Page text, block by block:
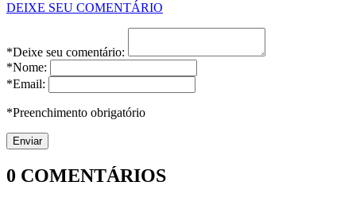
DEIXE SEU COMENTÁRIO
*Deixe seu comentário:
*Nome:
*Email:
*Preenchimento obrigatório
0 COMENTÁRIOS